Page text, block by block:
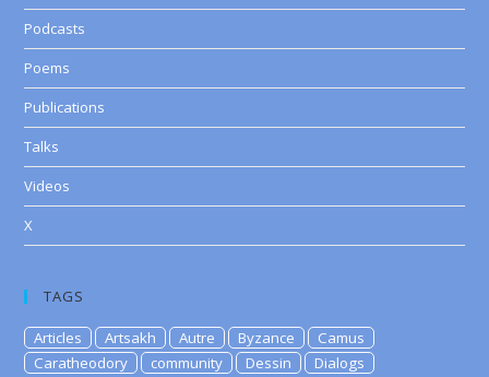
Podcasts
Poems
Publications
Talks
Videos
X
TAGS
Articles Artsakh Autre Byzance
Camus
Caratheodory
community Dessin
Dialogs